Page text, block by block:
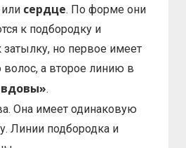
или сердце. По форме они
к подбородку и
но первое имеет
а второе линию в
.
Она имеет одинаковую
Линии подбородка и